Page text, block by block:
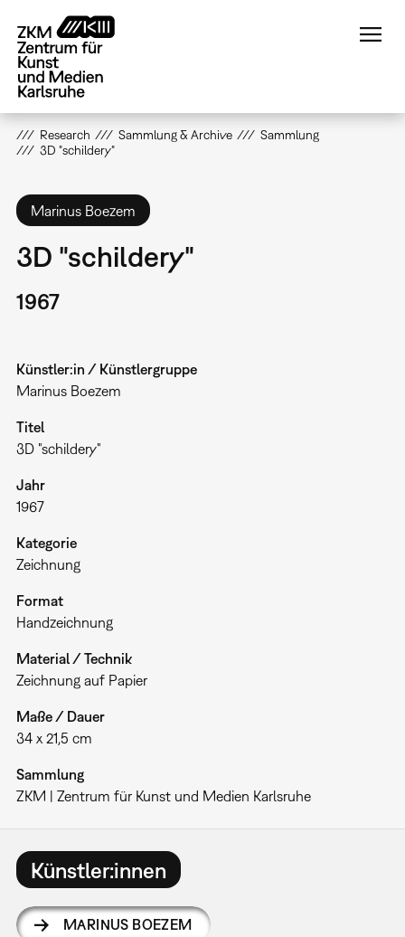
zum
Inhalt
Research Sammlung & Archive
Sammlung
3D "schildery"
Marinus Boezem
3D "schildery"
1967
Künstler:in / Künstlergruppe
Marinus Boezem
Titel
3D "schildery"
Jahr
1967
Kategorie
Zeichnung
Format
Handzeichnung
Material / Technik
Zeichnung auf Papier
Maße / Dauer
34 x 21,5 cm
Sammlung
ZKM | Zentrum für Kunst und Medien Karlsruhe
Künstler:innen
MARINUS BOEZEM